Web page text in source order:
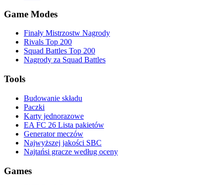
Game Modes
Finały Mistrzostw Nagrody
Rivals Top 200
Squad Battles Top 200
Nagrody za Squad Battles
Tools
Budowanie składu
Paczki
Karty jednorazowe
EA FC 26 Lista pakietów
Generator meczów
Najwyższej jakości SBC
Najtańsi gracze według oceny
Games